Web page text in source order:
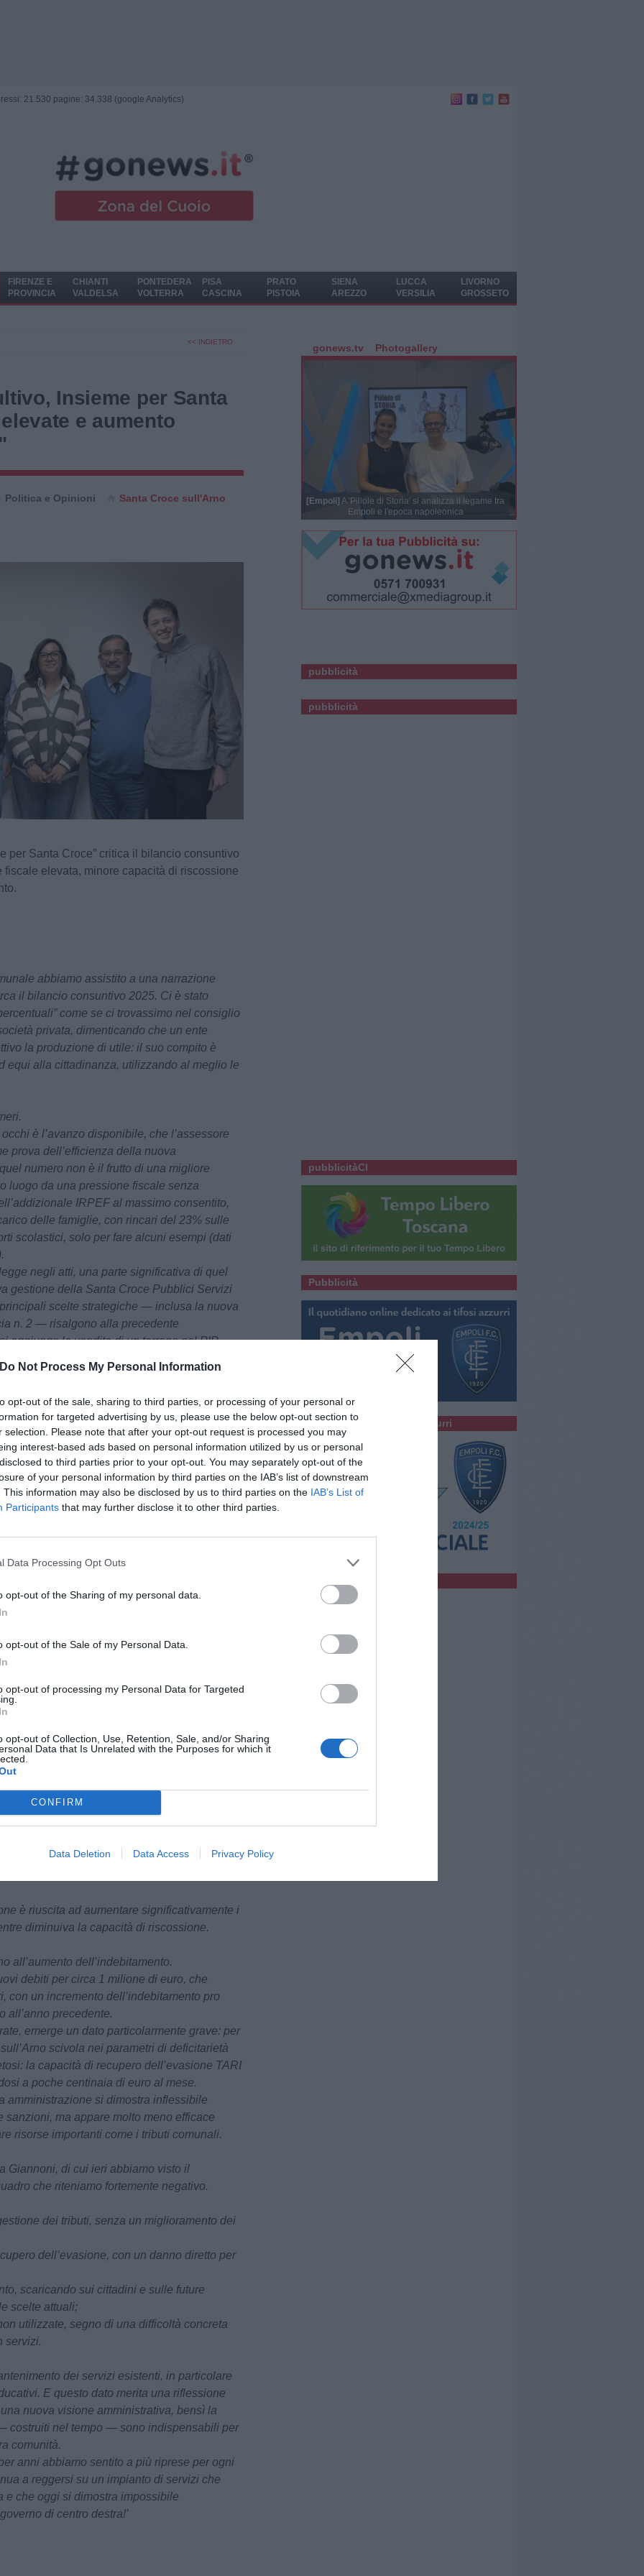
Do Not Process My Personal Information
opt-out of the sale, sharing to third parties, or processing of your personal or
for targeted advertising by us, please use the below opt-out section to
selection. Please note that after your opt-out request is processed you may
interest-based ads based on personal information utilized by us or personal
to third parties prior to your opt-out. You may separately opt-out of the
of your personal information by third parties on the IAB’s list of downstream
This information may also be disclosed by us to third parties on the IAB’s List of
Participants that may further disclose it to other third parties.
Data Processing Opt Outs
opt-out of the Sharing of my personal data.
opt-out of the Sale of my Personal Data.
opt-out of processing my Personal Data for Targeted
opt-out of Collection, Use, Retention, Sale, and/or Sharing
Data that Is Unrelated with the Purposes for which it
CONFIRM
Data Deletion Data Access Privacy Policy
21.530 pagine: 34.338 (google Analytics)
FIRENZE E
PROVINCIA
CHIANTI
VALDELSA
PONTEDERA
VOLTERRA
PISA
CASCINA
PRATO
PISTOIA
SIENA
AREZZO
LUCCA
VERSILIA
LIVORNO
GROSSETO
<< INDIETRO
Insieme per Santa
e aumento
Politica e Opinioni Santa Croce sull'Arno
per Santa Croce” critica il bilancio consuntivo
elevata, minore capacità di riscossione
abbiamo assistito a una narrazione
il bilancio consuntivo 2025. Ci è stato
come se ci trovassimo nel consiglio
privata, dimenticando che un ente
la produzione di utile: il suo compito è
equi alla cittadinanza, utilizzando al meglio le
è l’avanzo disponibile, che l’assessore
prova dell’efficienza della nuova
numero non è il frutto di una migliore
luogo da una pressione fiscale senza
IRPEF al massimo consentito,
delle famiglie, con rincari del 23% sulle
scolastici, solo per fare alcuni esempi (dati
negli atti, una parte significativa di quel
gestione della Santa Croce Pubblici Servizi
scelte strategiche — inclusa la nuova
n. 2 — risalgono alla precedente
aggiunge la vendita di un terreno nel PIP,
pregresse.
delle entrate.
molte criticità rispetto agli anni
una maggiore efficienza nel recupero dei
altro. I residui attivi indicati nell’Allegato A
15.693.925,52 nel 2023 a euro
poi salire a euro 16.841.160,55 nel 2025.
le somme da incassare — perché non
circa 1.200.000 euro.
dal Fondo crediti di dubbia esigibilità,
nel 2023 a euro 8.913.518,52 nel 2024,
nel 2025.
amministrazione che ha ridotto questo fondo
quella precedente, mentre oggi si torna ad
i livelli del 2023.
di riscossione.
TARI risulta sostanzialmente ferma: si
nel 2024 a soli euro 4.934,23 nel
IMU si sono ridotti di circa 500.000 euro
però il costo della gestione delle entrate,
è riuscita ad aumentare significativamente i
diminuiva la capacità di riscossione.
all’aumento dell’indebitamento.
debiti per circa 1 milione di euro, che
con un incremento dell’indebitamento pro
all’anno precedente.
emerge un dato particolarmente grave: per
scivola nei parametri di deficitarietà
la capacità di recupero dell’evasione TARI
a poche centinaia di euro al mese.
amministrazione si dimostra inflessibile
sanzioni, ma appare molto meno efficace
risorse importanti come i tributi comunali.
Giannoni, di cui ieri abbiamo visto il
che riteniamo fortemente negativo.
dei tributi, senza un miglioramento dei
dell’evasione, con un danno diretto per
scaricando sui cittadini e sulle future
scelte attuali;
utilizzate, segno di una difficoltà concreta
servizi.
dei servizi esistenti, in particolare
E questo dato merita una riflessione
nuova visione amministrativa, bensì la
costruiti nel tempo — sono indispensabili per
comunità.
anni abbiamo sentito a più riprese per ogni
a reggersi su un impianto di servizi che
e che oggi si dimostra impossibile
di centro destra!’
gonews.tv Photogallery
[Empoli] A 'Pillole di Storia' si analizza il legame tra
Empoli e l'epoca napoleonica
pubblicità
pubblicità
pubblicitàCl
Pubblicità
Ascolta la Radio degli Azzurri